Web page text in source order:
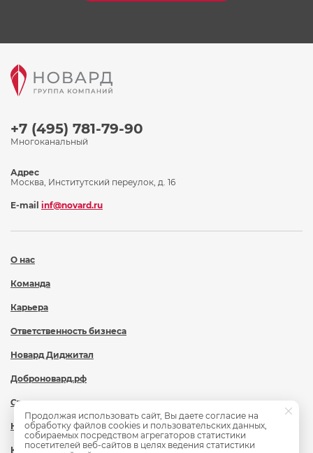
+7 (495) 781-79-90
Многоканальный
О нас
Команда
Карьера
Ответственность бизнеса
Новард Диджитал
Доброновард.рф
Статьи
Новости
Контакты
Адрес
Москва, Институтский переулок, д. 16
E-mail inf@novard.ru
Продолжая использовать сайт, Вы даете согласие на
обработку файлов cookies и пользовательских данных,
собираемых посредством агрегаторов статистики
посетителей веб-сайтов в целях ведения статистики